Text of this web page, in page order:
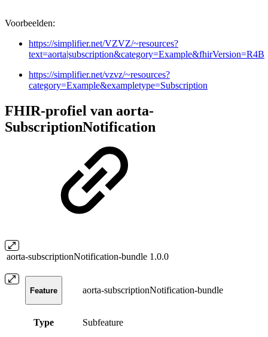
Voorbeelden:
https://simplifier.net/VZVZ/~resources?
text=aorta|subscription&category=Example&fhirVersion=R4B
https://simplifier.net/vzvz/~resources?
category=Example&exampletype=Subscription
FHIR-profiel van aorta-
SubscriptionNotification
aorta-subscriptionNotification-bundle 1.0.0
Feature aorta-subscriptionNotification-bundle
Type Subfeature